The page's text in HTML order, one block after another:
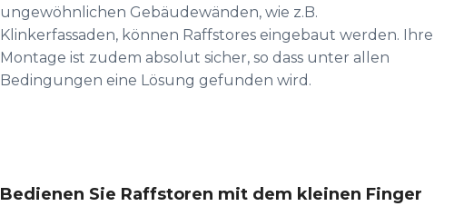
ungewöhnlichen Gebäudewänden, wie z.B.
Klinkerfassaden, können Raffstores eingebaut werden. Ihre
Montage ist zudem absolut sicher, so dass unter allen
Bedingungen eine Lösung gefunden wird.
Bedienen Sie Raffstoren mit dem kleinen Finger